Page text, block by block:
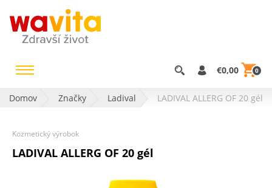
€0,00 0
Domov Značky Ladival LADIVAL ALLERG OF 20 gél
Kozmetický výrobok
LADIVAL ALLERG OF 20 gél